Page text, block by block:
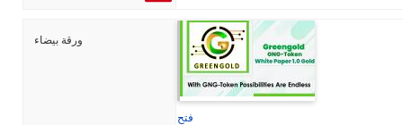
ورقة بيضاء
فتح